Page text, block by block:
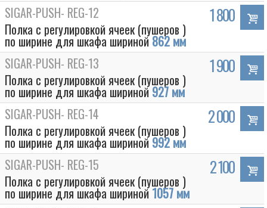
SIGAR-PUSH- REG-12
Полка с регулировкой ячеек (пушеров )
по ширине для шкафа шириной862 мм
1 800
SIGAR-PUSH- REG-13
Полка с регулировкой ячеек (пушеров )
по ширине для шкафа шириной927 мм
1 900
SIGAR-PUSH- REG-14
Полка с регулировкой ячеек (пушеров )
по ширине для шкафа шириной992 мм
2 000
SIGAR-PUSH- REG-15
Полка с регулировкой ячеек (пушеров )
по ширине для шкафа шириной1057 мм
2 100